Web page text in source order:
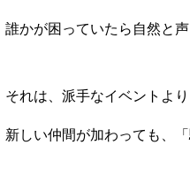
誰かが困っていたら自然と
それは、派手なイベントよ
新しい仲間が加わっても、